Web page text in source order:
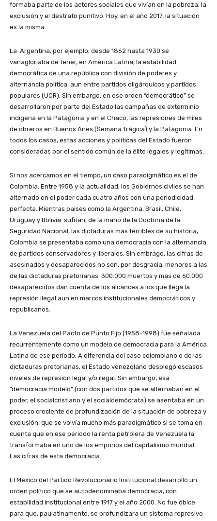
formaba parte de los actores sociales que vivían en la pobreza, la
exclusión y el destrato punitivo. Hoy, en el año 2017, la situación
es la misma.
La Argentina, por ejemplo, desde 1862 hasta 1930 se
vanagloriaba de tener, en América Latina, la estabilidad
democrática de una república con división de poderes y
alternancia política, aun entre partidos oligárquicos y partidos
populares (UCR). Sin embargo, en ese orden “democrático” se
desarrollaron por parte del Estado las campañas de exterminio
indígena en la Patagonia y en el Chaco, las represiones de miles
de obreros en Buenos Aires (Semana Trágica) y la Patagonia. En
todos los casos, estas acciones y políticas del Estado fueron
consideradas por el sentido común de la élite legales y legítimas.
Si nos acercamos en el tiempo, un caso paradigmático es el de
Colombia. Entre 1958 y la actualidad, los Gobiernos civiles se han
alternado en el poder cada cuatro años con una periodicidad
perfecta. Mientras países como la Argentina, Brasil, Chile,
Uruguay y Bolivia sufrían, de la mano de la Doctrina de la
Seguridad Nacional, las dictaduras más terribles de su historia,
Colombia se presentaba como una democracia con la alternancia
de partidos conservadores y liberales. Sin embrago, las cifras de
asesinados y desaparecidos no son, por desgracia, menores a las
de las dictaduras pretorianas: 300.000 muertos y más de 60.000
desaparecidos dan cuenta de los alcances a los que llega la
represión ilegal aun en marcos institucionales democráticos y
republicanos.
La Venezuela del Pacto de Punto Fijo (1958-1998) fue señalada
recurrentemente como un modelo de democracia para la América
Latina de ese período. A diferencia del caso colombiano o de las
dictaduras pretorianas, el Estado venezolano desplegó escasos
niveles de represión legal y/o ilegal. Sin embargo, esa
“democracia modelo” (con dos partidos que se alternaban en el
poder, el socialcristiano y el socialdemócrata) se asentaba en un
proceso creciente de profundización de la situación de pobreza y
exclusión, que se volvía mucho más paradigmático si se toma en
cuenta que en ese período la renta petrolera de Venezuela la
transformaba en uno de los emporios del capitalismo mundial.
Las cifras de esta democracia.
El México del Partido Revolucionario Institucional desarrolló un
orden político que se autodenominaba democracia, con
estabilidad institucional entre 1917 y el año 2000. No fue óbice
para que, paulatinamente, se profundizara un sistema represivo